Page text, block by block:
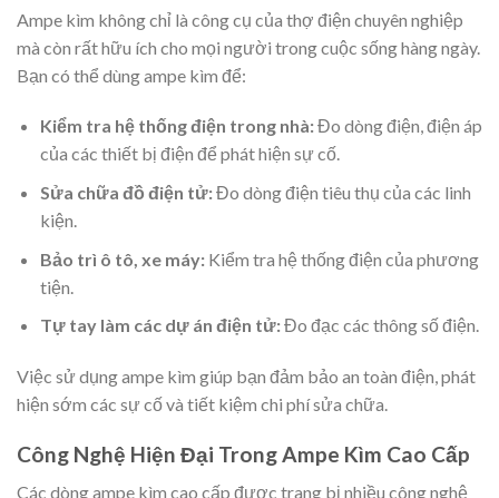
Ampe kìm không chỉ là công cụ của thợ điện chuyên nghiệp
mà còn rất hữu ích cho mọi người trong cuộc sống hàng ngày.
Bạn có thể dùng ampe kìm để:
Kiểm tra hệ thống điện trong nhà:Đo dòng điện, điện áp
của các thiết bị điện để phát hiện sự cố.
Sửa chữa đồ điện tử:Đo dòng điện tiêu thụ của các linh
kiện.
Bảo trì ô tô, xe máy:Kiểm tra hệ thống điện của phương
tiện.
Tự tay làm các dự án điện tử:Đo đạc các thông số điện.
Việc sử dụng ampe kìm giúp bạn đảm bảo an toàn điện, phát
hiện sớm các sự cố và tiết kiệm chi phí sửa chữa.
Công Nghệ Hiện Đại Trong Ampe Kìm Cao Cấp
Các dòng ampe kìm cao cấp được trang bị nhiều công nghệ